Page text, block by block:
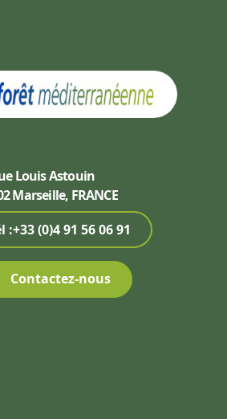
Louis Astouin
Marseille, FRANCE
:+33 (0)4 91 56 06 91
Contactez-nous